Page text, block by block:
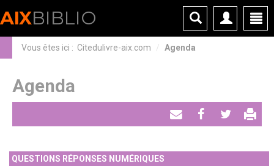
AIXBIBLIO
Vous êtes ici : Citedulivre-aix.com Agenda
Agenda
Envoyer
email
PartagerTweeter
QUESTIONS RÉPONSES NUMÉRIQUES